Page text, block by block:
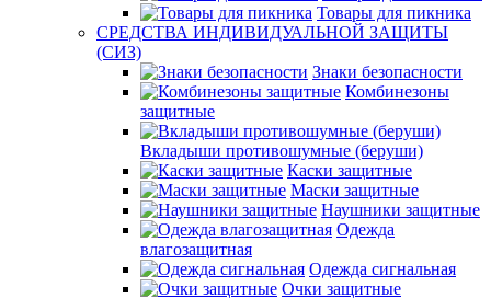
Товары для пикника
СРЕДСТВА ИНДИВИДУАЛЬНОЙ ЗАЩИТЫ
(СИЗ)
Знаки безопасности
Комбинезоны
защитные
Вкладыши противошумные (беруши)
Каски защитные
Маски защитные
Наушники защитные
Одежда
влагозащитная
Одежда сигнальная
Очки защитные